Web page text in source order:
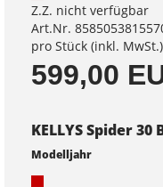
Z.Z. nicht verfügbar
Art.Nr.
pro Stück (inkl. MwSt.)
599,00
KELLYS Spider 30
Modelljahr